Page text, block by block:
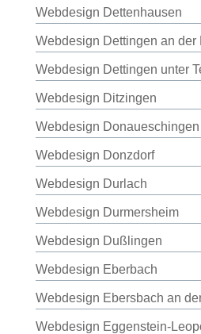
Webdesign Dettenhausen
Webdesign Dettingen an der
Webdesign Dettingen unter
Webdesign Ditzingen
Webdesign Donaueschingen
Webdesign Donzdorf
Webdesign Durlach
Webdesign Durmersheim
Webdesign Dußlingen
Webdesign Eberbach
Webdesign Ebersbach an
Webdesign Eggenstein-